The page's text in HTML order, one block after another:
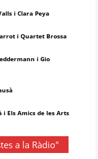
i Clara Peya
i Quartet Brossa
i Gio
i Els Amics de les Arts
a la Ràdio"